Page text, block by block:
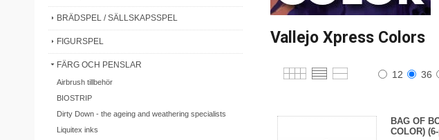
BRÄDSPEL / SÄLLSKAPSSPEL
FIGURSPEL
FÄRG OCH PENSLAR
Airbrush tillbehör
BIOSTRIP
Dirty Down - the ageing and weathering specialists
Liquitex inks
Vallejo Xpress Colors
12 36
BAG OF
COLOR)